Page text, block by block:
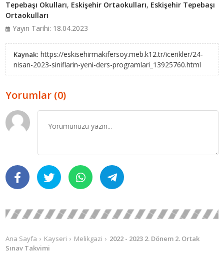
Tepebaşı Okulları, Eskişehir Ortaokulları, Eskişehir Tepebaşı
Ortaokulları
Yayın Tarihi: 18.04.2023
Kaynak: https://eskisehirmakifersoy.meb.k12.tr/icerikler/24-
nisan-2023-siniflarin-yeni-ders-programlari_13925760.html
Yorumlar (0)
Ana Sayfa Kayseri Melikgazi
2022 - 2023 2. Dönem 2. Ortak
Sınav Takvimi